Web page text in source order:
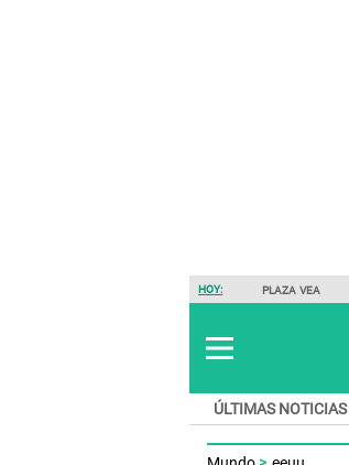
HOY: PLAZA VEA
ÚLTIMAS NOTICIAS